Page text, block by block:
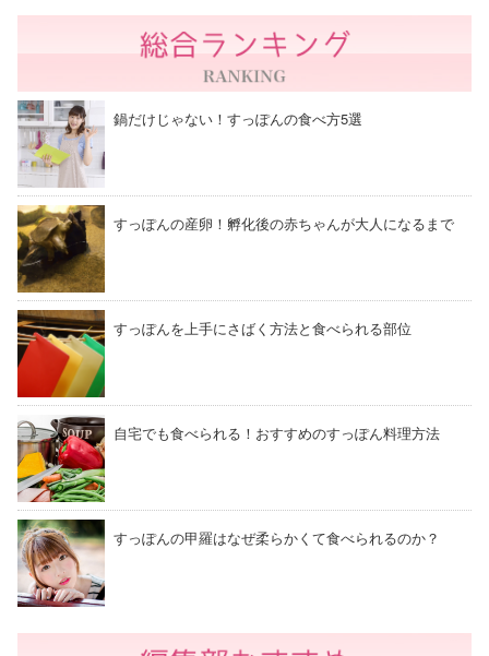
鍋だけじゃない！すっぽんの食べ方5選
すっぽんの産卵！孵化後の赤ちゃんが大人になるまで
すっぽんを上手にさばく方法と食べられる部位
自宅でも食べられる！おすすめのすっぽん料理方法
すっぽんの甲羅はなぜ柔らかくて食べられるのか？